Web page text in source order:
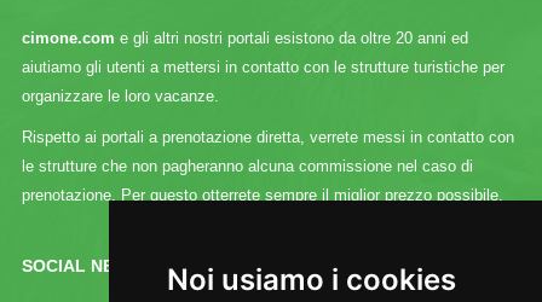
Noi usiamo i cookies
cimone.com e gli altri nostri portali esistono da oltre 20 anni ed
aiutiamo gli utenti a mettersi in contatto con le strutture turistiche per
organizzare le loro vacanze.
Rispetto ai portali a prenotazione diretta, verrete messi in contatto con
le strutture che non pagheranno alcuna commissione nel caso di
prenotazione. Per questo otterrete sempre il miglior prezzo possibile.
SOCIAL NETWORK :